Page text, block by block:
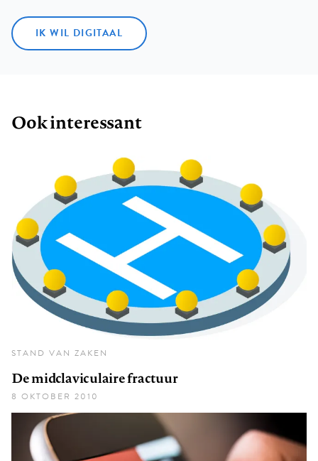
IK WIL DIGITAAL
Ook interessant
STAND VAN ZAKEN
De midclaviculaire fractuur
8 OKTOBER 2010